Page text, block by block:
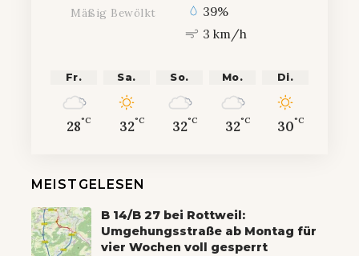
Mäßig Bewölkt
39%
3 km/h
Fr.
28°C
Sa.
32°C
So.
32°C
Mo.
32°C
Di.
30°C
MEISTGELESEN
B 14/B 27 bei Rottweil:
Umgehungsstraße ab Montag für
vier Wochen voll gesperrt